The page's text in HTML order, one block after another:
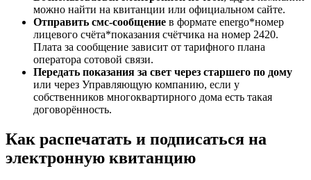
можно найти на квитанции или официальном сайте.
Отправить смс-сообщение в формате energo*номер
лицевого счёта*показания счётчика на номер 2420.
Плата за сообщение зависит от тарифного плана
оператора сотовой связи.
Передать показания за свет через старшего по дому
или через Управляющую компанию, если у
собственников многоквартирного дома есть такая
договорённость.
Как распечатать и подписаться на
электронную квитанцию